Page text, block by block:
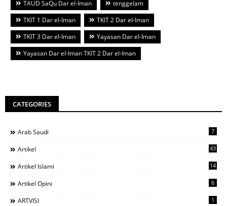
TAUD SaQu Dar el-Iman
tenggelam
TKIT 1 Dar el-Iman
TKIT 2 Dar el-Iman
TKIT 3 Dar el-Iman
Yayasan Dar el-Iman
Yayasan Dar el-Iman TKIT 2 Dar el-Iman
CATEGORIES
Arab Saudi 7
Artikel 43
Artikel Islami 14
Artikel Opini 6
ARTVISI 1